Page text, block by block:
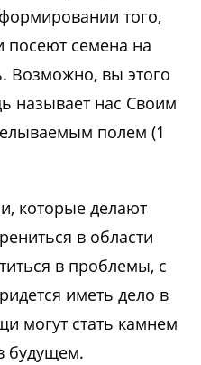
того,
посеют семена на
Возможно, вы этого
называет нас Своим
полем (1
которые делают
в области
в проблемы, с
иметь дело в
могут стать камнем
будущем.